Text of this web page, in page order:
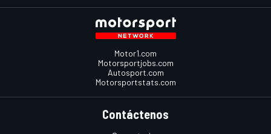
Motor1.com
Motorsportjobs.com
Autosport.com
Motorsportstats.com
Contáctenos